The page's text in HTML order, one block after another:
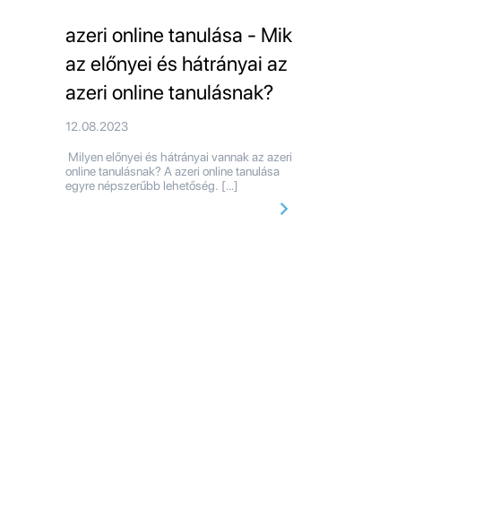
azeri online tanulása - Mik
az előnyei és hátrányai az
azeri online tanulásnak?
12.08.2023
Milyen előnyei és hátrányai vannak az azeri
online tanulásnak? A azeri online tanulása
egyre népszerűbb lehetőség. […]